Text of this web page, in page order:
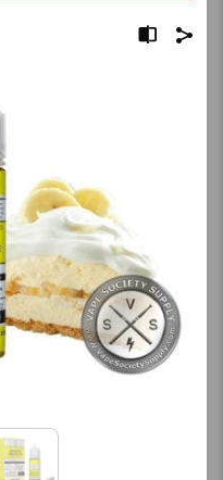
محصول را از کادر بالا انتخاب
آخرین بروزرسانی
قیمت: 13 ساعت پیش
تمامی قیمت ها بروز
-